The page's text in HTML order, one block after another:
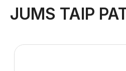
JUMS TAIP